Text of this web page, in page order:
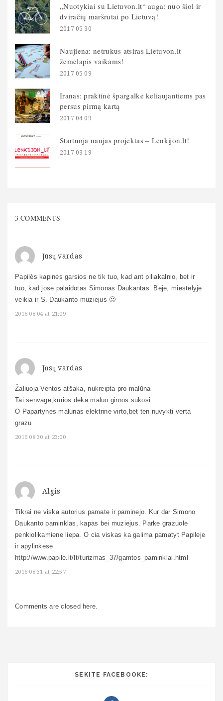
„Nuotykiai su Lietuvon.lt“ auga: nuo šiol ir
dviračių maršrutai po Lietuvą!
2017 05 30
Naujiena: netrukus atsiras Lietuvon.lt
žemėlapis vaikams!
2017 05 09
Iranas: praktinė špargalkė keliaujantiems pas
persus pirmą kartą
2017 04 09
Startuoja naujas projektas – Lenkijon.lt!
2017 03 19
3 COMMENTS
Jūsų vardas
Papilės kapinės garsios ne tik tuo, kad ant piliakalnio, bet ir
tuo, kad jose palaidotas Simonas Daukantas. Beje, miestelyje
veikia ir S. Daukanto muziejus 🙂
2016 08 04 at 21:09
Jūsų vardas
Žaliuoja Ventos atšaka, nukreipta pro malūna
Tai senvage,kurios deka maluo girnos sukosi.
O Papartynes malunas elektrine virto,bet ten nuvykti verta
grazu
2016 08 30 at 23:00
Algis
Tikrai ne viska autorius pamate ir paminejo. Kur dar Simono
Daukanto paminklas, kapas bei muziejus. Parke grazuole
penkiolikamiene liepa. O cia viskas ka galima pamatyt Papileje
ir apylinkese
http://www.papile.lt/lt/turizmas_37/gamtos_paminklai.html
2016 08 31 at 22:57
Comments are closed here.
SEKITE FACEBOOKE: